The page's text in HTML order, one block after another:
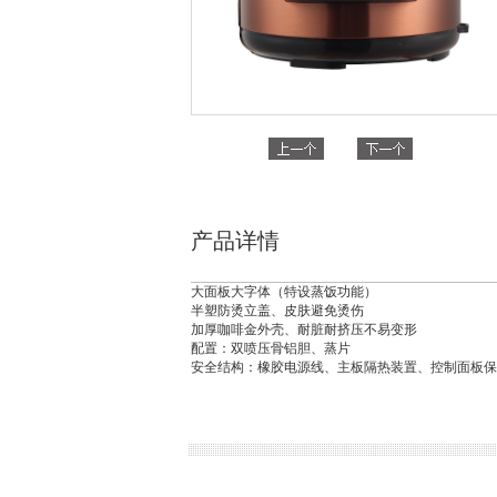
产品详情
大面板大字体（特设蒸饭功能）
半塑防烫立盖、皮肤避免烫伤
加厚咖啡金外壳、耐脏耐挤压不易变形
配置：双喷压骨铝胆、蒸片
安全结构：橡胶电源线、主板隔热装置、控制面板